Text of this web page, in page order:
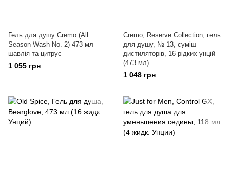
Гель для душу Cremo (All
Season Wash No. 2) 473 мл
шавлія та цитрус
1 055 грн
Cremo, Reserve Collection, гель
для душу, № 13, суміш
дистиляторів, 16 рідких унцій
(473 мл)
1 048 грн